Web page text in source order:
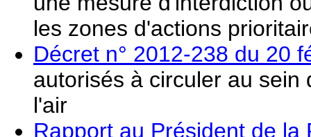
les zones d'actions
Décret n° 2012-238 du 20
autorisés à circuler au
l'air
Rapport au Président de la